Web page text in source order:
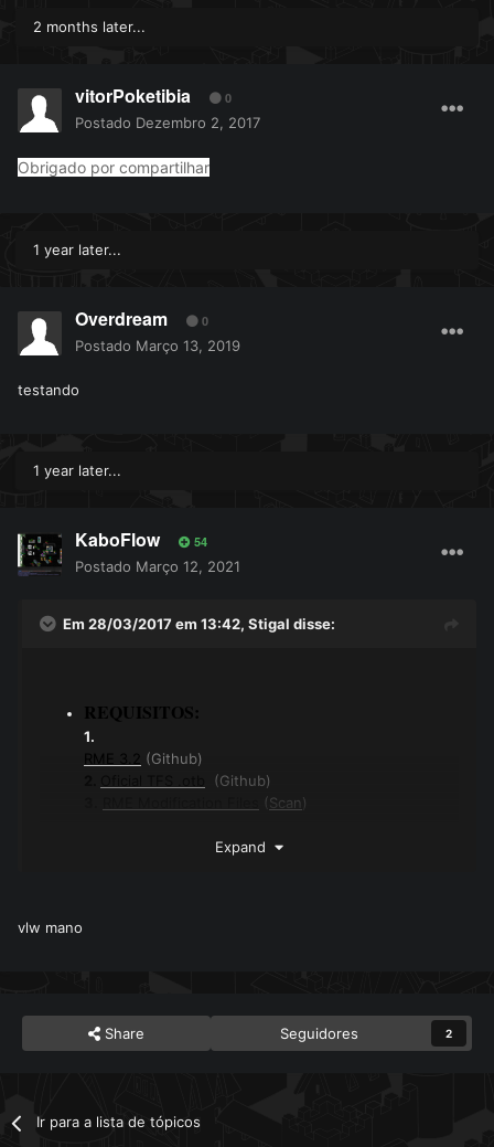
2 months later...
vitorPoketibia 0
Postado Dezembro 2, 2017
Obrigado por compartilhar
1 year later...
Overdream 0
Postado Março 13, 2019
testando
1 year later...
KaboFlow 54
Postado Março 12, 2021
Em 28/03/2017 em 13:42, Stigal disse:
REQUISITOS:
1.
RME 3.2 (Github)
(Github)
(Scan)
SOBRE:
terrain. (autoborder)
A maioria dos RAW foram reorganizada e ordenadas
Expand
vlw mano
Share Seguidores 2
Ir para a lista de tópicos